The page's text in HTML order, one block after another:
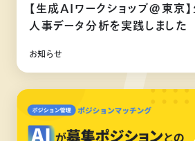
【生成AIワークショップ@東京
人事データ分析を実践しました
お知らせ